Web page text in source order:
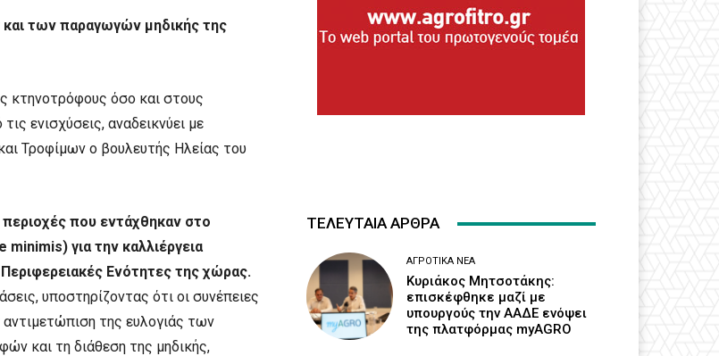
των παραγωγών μηδικής της
κτηνοτρόφους όσο και στους
ενισχύσεις, αναδεικνύει με
Τροφίμων ο βουλευτής Ηλείας του
που εντάχθηκαν στο
για την καλλιέργεια
Ενότητες της χώρας.
υποστηρίζοντας ότι οι συνέπειες
της ευλογιάς των
και τη διάθεση της μηδικής,
ΤΕΛΕΥΤΑΙΑ ΑΡΘΡΑ
ΑΓΡΟΤΙΚΆ ΝΈΑ
Κυριάκος Μητσοτάκης:
επισκέφθηκε μαζί με
υπουργούς την ΑΑΔΕ ενόψει
της πλατφόρμας myAGRO